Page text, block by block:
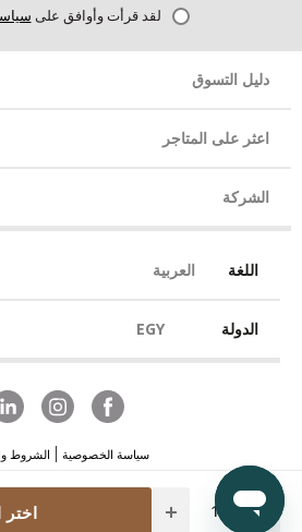
Quantity
اختر
لقد قرأت وأوافق على
دليل التسوق
اعثر على المتاجر
الشركة
اللغة العربية
الدولة EGY
سياسة الخصوصية الشروط